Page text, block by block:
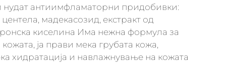
нудат антиимфламаторни придобивки:
центела, мадекасозид, екстракт од
киселина Има нежна формула за
ја прави мека грубата кожа,
хидратација и навлажнување на кожата